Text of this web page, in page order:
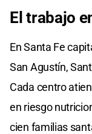
El trabajo
En Santa Fe
San Agustín,
Cada centro
en riesgo
cien familias